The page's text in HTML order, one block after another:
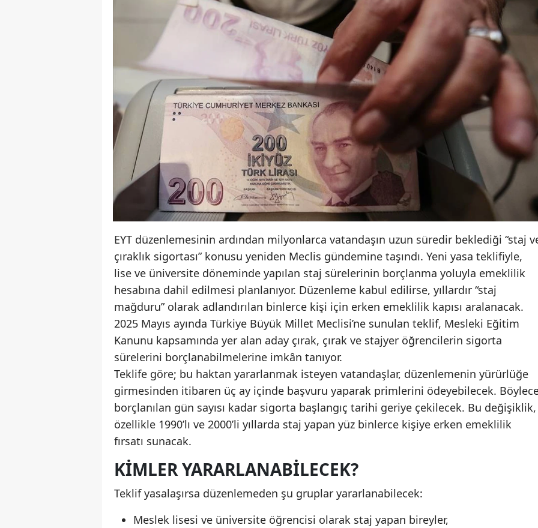
EYT düzenlemesinin ardından milyonlarca vatandaşın uzun süredir beklediği “staj
çıraklık sigortası” konusu yeniden Meclis gündemine taşındı. Yeni yasa teklifiyle,
lise ve üniversite döneminde yapılan staj sürelerinin borçlanma yoluyla emeklilik
hesabına dahil edilmesi planlanıyor. Düzenleme kabul edilirse, yıllardır “staj
mağduru” olarak adlandırılan binlerce kişi için erken emeklilik kapısı aralanacak.
2025 Mayıs ayında Türkiye Büyük Millet Meclisi’ne sunulan teklif, Mesleki Eğitim
Kanunu kapsamında yer alan aday çırak, çırak ve stajyer öğrencilerin sigorta
sürelerini borçlanabilmelerine imkân tanıyor.
Teklife göre; bu haktan yararlanmak isteyen vatandaşlar, düzenlemenin yürürlüğe
girmesinden itibaren üç ay içinde başvuru yaparak primlerini ödeyebilecek.
borçlanılan gün sayısı kadar sigorta başlangıç tarihi geriye çekilecek. Bu değişiklik,
özellikle 1990’lı ve 2000’li yıllarda staj yapan yüz binlerce kişiye erken emeklilik
fırsatı sunacak.
KIMLER YARARLANABILECEK?
Teklif yasalaşırsa düzenlemeden şu gruplar yararlanabilecek:
Meslek lisesi ve üniversite öğrencisi olarak staj yapan bireyler,